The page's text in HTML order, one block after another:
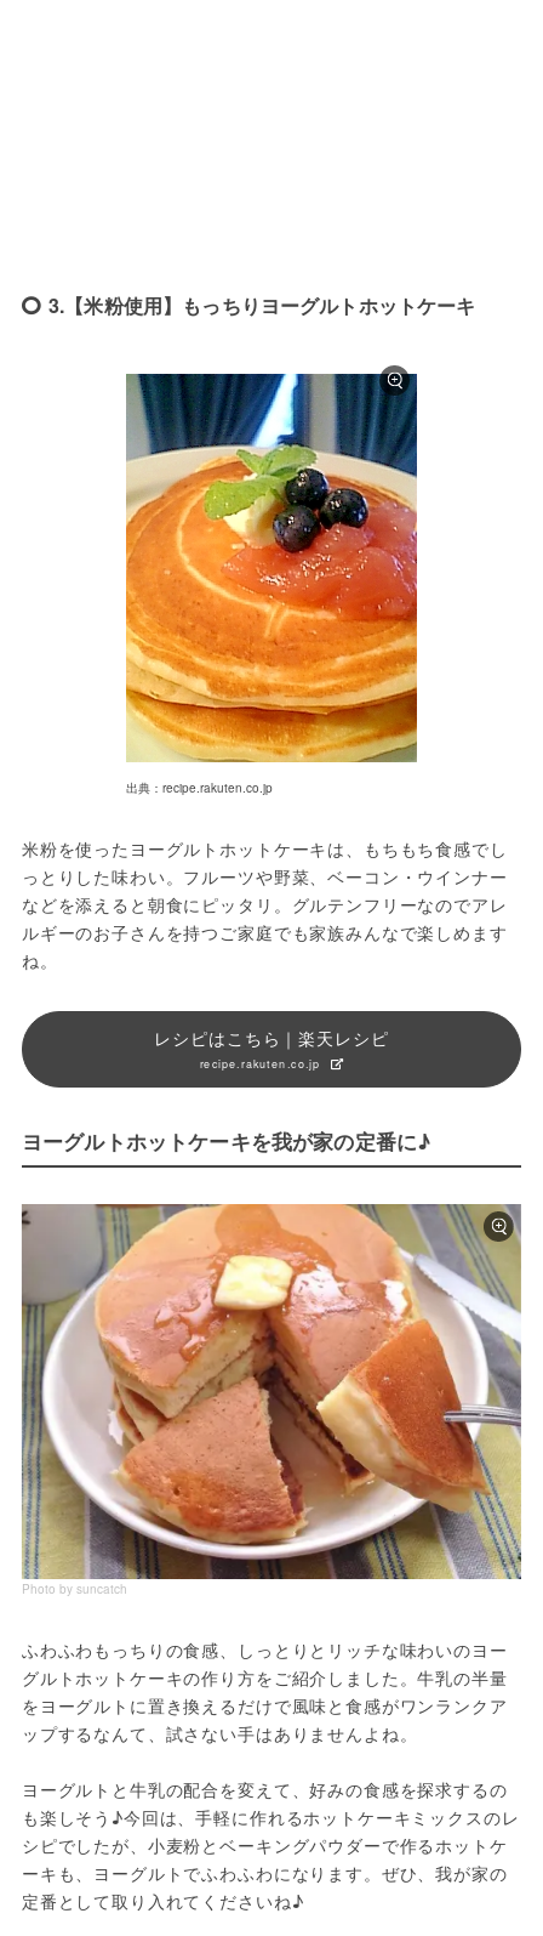
3.【米粉使用】もっちりヨーグルトホットケーキ
出典：recipe.rakuten.co.jp
米粉を使ったヨーグルトホットケーキは、もちもち食感でし
っとりした味わい。フルーツや野菜、ベーコン・ウインナー
などを添えると朝食にピッタリ。グルテンフリーなのでアレ
ルギーのお子さんを持つご家庭でも家族みんなで楽しめます
ね。
レシピはこちら｜楽天レシピ
recipe.rakuten.co.jp
ヨーグルトホットケーキを我が家の定番に♪
Photo by suncatch
ふわふわもっちりの食感、しっとりとリッチな味わいのヨー
グルトホットケーキの作り方をご紹介しました。牛乳の半量
をヨーグルトに置き換えるだけで風味と食感がワンランクア
ップするなんて、試さない手はありませんよね。
ヨーグルトと牛乳の配合を変えて、好みの食感を探求するの
も楽しそう♪今回は、手軽に作れるホットケーキミックスのレ
シピでしたが、小麦粉とベーキングパウダーで作るホットケ
ーキも、ヨーグルトでふわふわになります。ぜひ、我が家の
定番として取り入れてくださいね♪